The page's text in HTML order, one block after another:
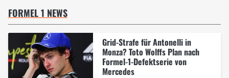
FORMEL 1 NEWS
Grid-Strafe für Antonelli in
Monza? Toto Wolffs Plan nach
Formel-1-Defektserie von
Mercedes